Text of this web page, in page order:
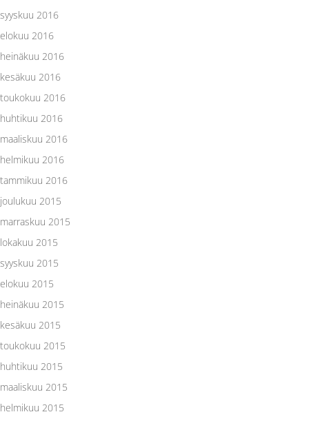
syyskuu 2016
elokuu 2016
heinäkuu 2016
kesäkuu 2016
toukokuu 2016
huhtikuu 2016
maaliskuu 2016
helmikuu 2016
tammikuu 2016
joulukuu 2015
marraskuu 2015
lokakuu 2015
syyskuu 2015
elokuu 2015
heinäkuu 2015
kesäkuu 2015
toukokuu 2015
huhtikuu 2015
maaliskuu 2015
helmikuu 2015